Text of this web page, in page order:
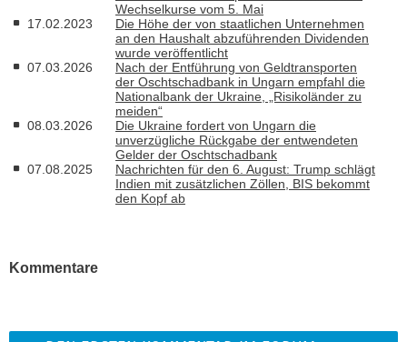
Wechselkurse vom 5. Mai
17.02.2023
Die Höhe der von staatlichen Unternehmen
an den Haushalt abzuführenden Dividenden
wurde veröffentlicht
07.03.2026
Nach der Entführung von Geldtransporten
der Oschtschadbank in Ungarn empfahl die
Nationalbank der Ukraine, „Risikoländer zu
meiden“
08.03.2026
Die Ukraine fordert von Ungarn die
unverzügliche Rückgabe der entwendeten
Gelder der Oschtschadbank
07.08.2025
Nachrichten für den 6. August: Trump schlägt
Indien mit zusätzlichen Zöllen, BIS bekommt
den Kopf ab
Kommentare